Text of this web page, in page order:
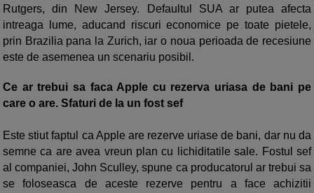
Rutgers, din New Jersey. Defaultul SUA ar putea afecta
intreaga lume, aducand riscuri economice pe toate pietele,
prin Brazilia pana la Zurich, iar o noua perioada de recesiune
este de asemenea un scenariu posibil.
Ce ar trebui sa faca Apple cu rezerva uriasa de bani pe
care o are. Sfaturi de la un fost sef
Este stiut faptul ca Apple are rezerve uriase de bani, dar nu da
semne ca are avea vreun plan cu lichiditatile sale. Fostul sef
al companiei, John Sculley, spune ca producatorul ar trebui sa
se foloseasca de aceste rezerve pentru a face achizitii